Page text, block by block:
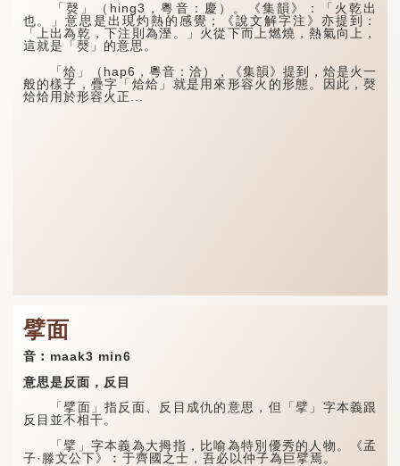
「㷫」（hing3，粵音：慶）。《集韻》：「火乾出
也。」意思是出現灼熱的感覺；《說文解字注》亦提到：
「上出為乾，下注則為溼。」火從下而上燃燒，熱氣向上，
這就是「㷫」的意思。
「烚」（hap6，粵音：洽），《集韻》提到，烚是火一
般的樣子，疊字「烚烚」就是用來形容火的形態。因此，㷫
烚烚用於形容火正...
擘面
音︰maak3 min6
意思是反面，反目
「擘面」指反面、反目成仇的意思，但「擘」字本義跟
反目並不相干。
「擘」字本義為大拇指，比喻為特別優秀的人物。《孟
子·滕文公下》︰于齊國之士，吾必以仲子為巨擘焉。